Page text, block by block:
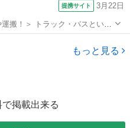
提携サイト 3月22日
搬！＞ トラック・バスといっ
中で見たことがある会社で働け
ックを街中で見かけた時には 大
もっと見る
掲載出来る